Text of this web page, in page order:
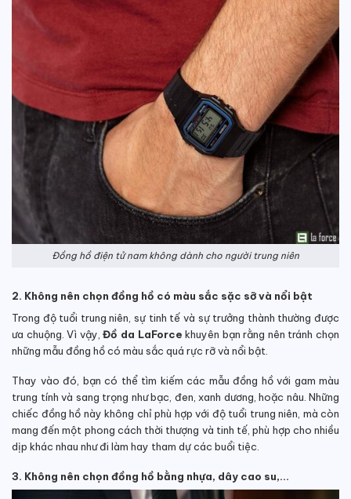
Đồng hồ điện tử nam không dành cho người trung niên
2. Không nên chọn đồng hồ có màu sắc sặc sỡ và nổi bật
Trong độ tuổi trung niên, sự tinh tế và sự trưởng thành thường được
ưa chuộng. Vì vậy,Đồ da LaForce khuyên bạn rằng nên tránh chọn
những mẫu đồng hồ có màu sắc quá rực rỡ và nổi bật.
Thay vào đó, bạn có thể tìm kiếm các mẫu đồng hồ với gam màu
trung tính và sang trọng như bạc, đen, xanh dương, hoặc nâu. Những
chiếc đồng hồ này không chỉ phù hợp với độ tuổi trung niên, mà còn
mang đến một phong cách thời thượng và tinh tế, phù hợp cho nhiều
dịp khác nhau như đi làm hay tham dự các buổi tiệc.
3. Không nên chọn đồng hồ bằng nhựa, dây cao su,…